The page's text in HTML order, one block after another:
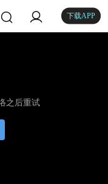
下载APP
之后重试